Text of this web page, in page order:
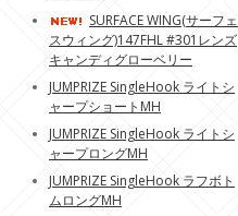
SURFACE WING(サーフェ
スウィング)147FHL #301レンズ
キャンディグローベリー
JUMPRIZE SingleHook ライトシ
ャープショートMH
JUMPRIZE SingleHook ライトシ
ャープロングMH
JUMPRIZE SingleHook ラフボト
ムロングMH